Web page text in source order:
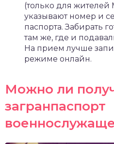
(только для жителей
указывают номер и
паспорта. Забирать
там же, где и
На прием лучше
режиме онлайн.
Можно ли
загранпаспорт